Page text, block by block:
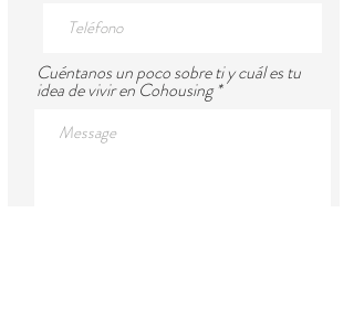
Cuéntanos un poco sobre ti y cuál es tu
idea de vivir en Cohousing